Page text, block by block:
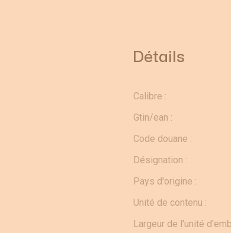
Détails
Calibre :
Gtin/ean :
Code douane :
Désignation :
Pays d'origine :
Unité de contenu :
Largeur de l'unité